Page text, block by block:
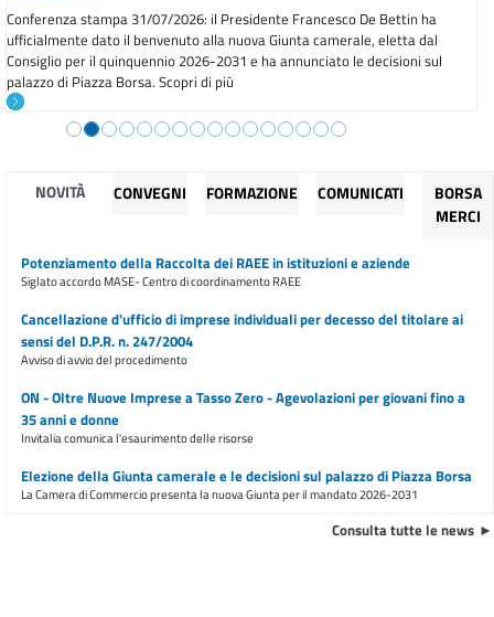
Conferenza stampa 31/07/2026: il Presidente Francesco De Bettin ha
ufficialmente dato il benvenuto alla nuova Giunta camerale, eletta dal
Consiglio per il quinquennio 2026-2031 e ha annunciato le decisioni sul
palazzo di Piazza Borsa. Scopri di più
NOVITÀ CONVEGNI FORMAZIONE COMUNICATI
BORSA
MERCI
Potenziamento della Raccolta dei RAEE in istituzioni e aziende
Siglato accordo MASE- Centro di coordinamento RAEE
Cancellazione d'ufficio di imprese individuali per decesso del titolare ai
sensi del D.P.R. n. 247/2004
Avviso di avvio del procedimento
ON - Oltre Nuove Imprese a Tasso Zero - Agevolazioni per giovani fino a
35 anni e donne
Invitalia comunica l'esaurimento delle risorse
Elezione della Giunta camerale e le decisioni sul palazzo di Piazza Borsa
La Camera di Commercio presenta la nuova Giunta per il mandato 2026-2031
Consulta tutte le news